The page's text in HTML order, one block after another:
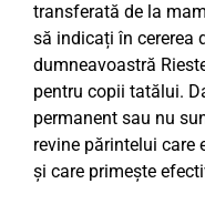
transferată de la
să indicați în cererea
dumneavoastră
pentru copii tatălui.
permanent sau nu
revine părintelui
și care primește